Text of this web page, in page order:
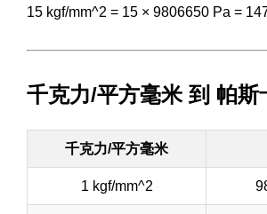
15 kgf/mm^2 = 15 × 9806650 Pa =
千克力/平方毫米 到 帕斯
千克力/平方毫米
1 kgf/mm^2